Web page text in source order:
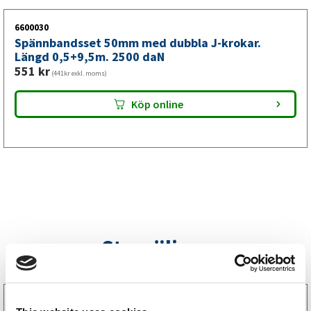
6600030
Spännbandsset 50mm med dubbla J-krokar.
Längd 0,5+9,5m. 2500 daN
551 kr (441kr exkl. moms)
Köp online
Storsäljare